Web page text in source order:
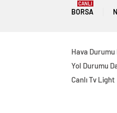
BORSA
CANLI
Hava Durumu
Yol Durumu
Canlı Tv Light